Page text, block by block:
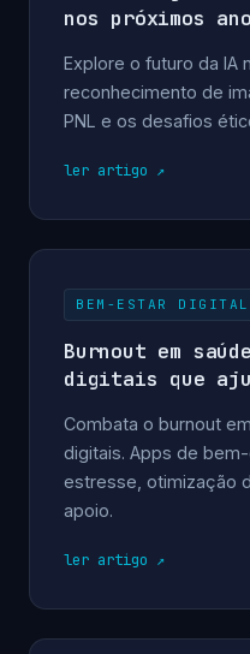
nos próximos
Explore o futuro da IA
reconhecimento de
PNL e os desafios
ler artigo
BEM-ESTAR DIGITAL
Burnout em
digitais que
Combata o burnout
digitais. Apps de
estresse, otimização
apoio.
ler artigo